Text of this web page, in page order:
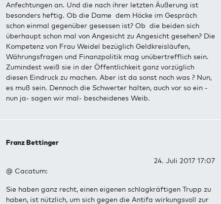
Anfechtungen an. Und die nach ihrer letzten Äußerung ist
besonders heftig. Ob die Dame dem Höcke im Gespräch
schon einmal gegenüber gesessen ist? Ob die beiden sich
überhaupt schon mal von Angesicht zu Angesicht gesehen? Die
Kompetenz von Frau Weidel bezüglich Geldkreisläufen,
Währungsfragen und Finanzpolitik mag unübertrefflich sein.
Zumindest weiß sie in der Öffentlichkeit ganz vorzüglich
diesen Eindruck zu machen. Aber ist da sonst noch was ? Nun,
es muß sein. Dennoch die Schwerter halten, auch vor so ein -
nun ja- sagen wir mal- bescheidenes Weib.
Franz Bettinger
24. Juli 2017 17:07
@ Cacatum:
Sie haben ganz recht, einen eigenen schlagkräftigen Trupp zu
haben, ist nützlich, um sich gegen die Antifa wirkungsvoll zur